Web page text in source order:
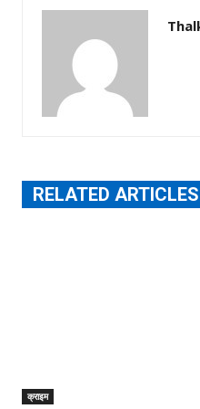
RELATED ARTICLES
क्राइम